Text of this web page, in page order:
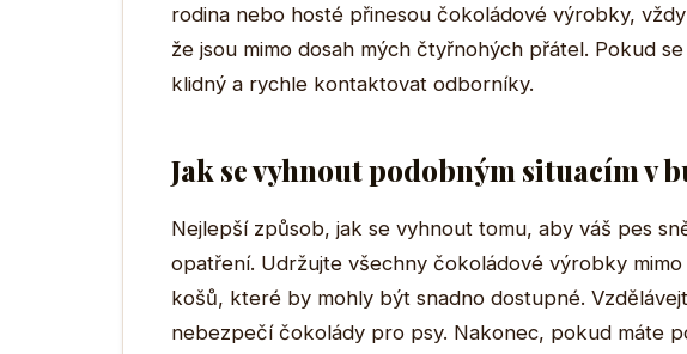
rodina nebo hosté přinesou čokoládové výrobky,
že jsou mimo dosah mých čtyřnohých přátel. Pokud
klidný a rychle kontaktovat odborníky.
Jak se vyhnout podobným situacím v
Nejlepší způsob, jak se vyhnout tomu, aby váš pes
opatření. Udržujte všechny čokoládové výrobky
košů, které by mohly být snadno dostupné.
nebezpečí čokolády pro psy. Nakonec, pokud máte